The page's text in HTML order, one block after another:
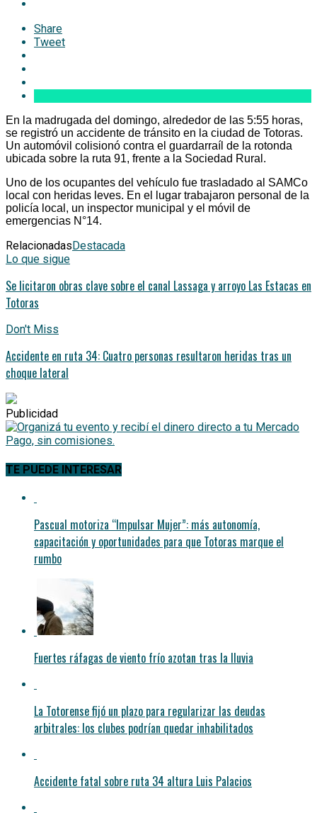
Share
Tweet
En la madrugada del domingo, alrededor de las 5:55 horas,
se registró un accidente de tránsito en la ciudad de Totoras.
Un automóvil colisionó contra el guardarraíl de la rotonda
ubicada sobre la ruta 91, frente a la Sociedad Rural.
Uno de los ocupantes del vehículo fue trasladado al SAMCo
local con heridas leves. En el lugar trabajaron personal de la
policía local, un inspector municipal y el móvil de
emergencias N°14.
Relacionadas Destacada
Lo que sigue
Se licitaron obras clave sobre el canal Lassaga y arroyo Las Estacas en
Totoras
Don't Miss
Accidente en ruta 34: Cuatro personas resultaron heridas tras un
choque lateral
Publicidad
TE PUEDE INTERESAR
Pascual motoriza “Impulsar Mujer”: más autonomía,
capacitación y oportunidades para que Totoras marque el
rumbo
Fuertes ráfagas de viento frío azotan tras la lluvia
La Totorense fijó un plazo para regularizar las deudas
arbitrales: los clubes podrían quedar inhabilitados
Accidente fatal sobre ruta 34 altura Luis Palacios